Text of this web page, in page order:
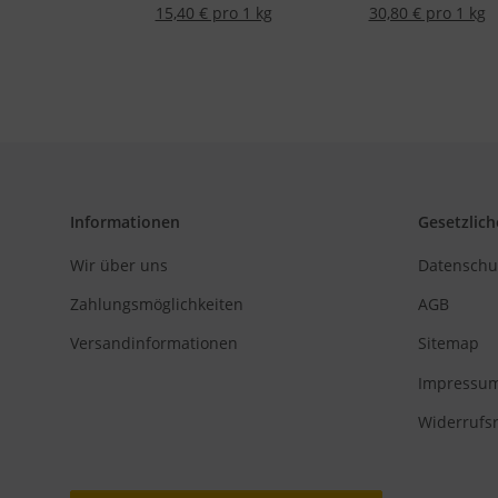
15,40 € pro 1 kg
30,80 € pro 1 kg
Informationen
Wir über uns
Zahlungsmöglichkeiten
Versandinformationen
AGB
Sitemap